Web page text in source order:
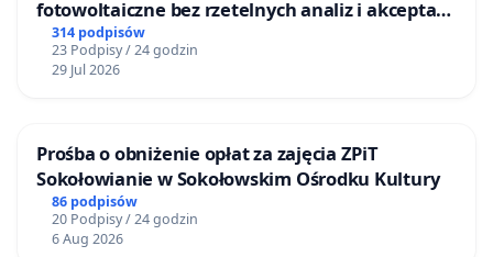
fotowoltaiczne bez rzetelnych analiz i akceptacji
mieszkańców
314 podpisów
23 Podpisy / 24 godzin
29 Jul 2026
Prośba o obniżenie opłat za zajęcia ZPiT
Sokołowianie w Sokołowskim Ośrodku Kultury
86 podpisów
20 Podpisy / 24 godzin
6 Aug 2026